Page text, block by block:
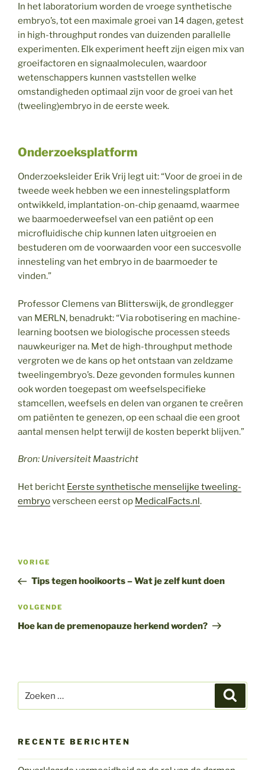
In het laboratorium worden de vroege synthetische
embryo’s, tot een maximale groei van 14 dagen, getest
in high-throughput rondes van duizenden parallelle
experimenten. Elk experiment heeft zijn eigen mix van
groeifactoren en signaalmoleculen, waardoor
wetenschappers kunnen vaststellen welke
omstandigheden optimaal zijn voor de groei van het
(tweeling)embryo in de eerste week.
Onderzoeksplatform
Onderzoeksleider Erik Vrij legt uit: “Voor de groei in de
tweede week hebben we een innestelingsplatform
ontwikkeld, implantation-on-chip genaamd, waarmee
we baarmoederweefsel van een patiënt op een
microfluidische chip kunnen laten uitgroeien en
bestuderen om de voorwaarden voor een succesvolle
innesteling van het embryo in de baarmoeder te
vinden.”
Professor Clemens van Blitterswijk, de grondlegger
van MERLN, benadrukt: “Via robotisering en machine-
learning bootsen we biologische processen steeds
nauwkeuriger na. Met de high-throughput methode
vergroten we de kans op het ontstaan van zeldzame
tweelingembryo’s. Deze gevonden formules kunnen
ook worden toegepast om weefselspecifieke
stamcellen, weefsels en delen van organen te creëren
om patiënten te genezen, op een schaal die een groot
aantal mensen helpt terwijl de kosten beperkt blijven.”
Bron: Universiteit Maastricht
Het bericht Eerste synthetische menselijke tweeling-
embryoverscheen eerst op MedicalFacts.nl.
Bericht
Vorig
bericht
VORIGE
Tips tegen hooikoorts – Wat je zelf kunt doen
Volgend
bericht
VOLGENDE
Hoe kan de premenopauze herkend worden?
naar:
RECENTE BERICHTEN